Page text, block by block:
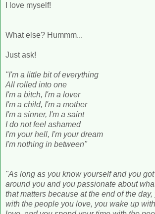
I love myself!
What else? Hummm...
Just ask!
"I'm a little bit of everything
All rolled into one
I'm a bitch, I'm a lover
I'm a child, I'm a mother
I'm a sinner, I'm a saint
I do not feel ashamed
I'm your hell, I'm your dream
I'm nothing in between"
"As long as you know yourself and you
around you and you passionate about
that matters because at the end of the
with the people you love, you wake up